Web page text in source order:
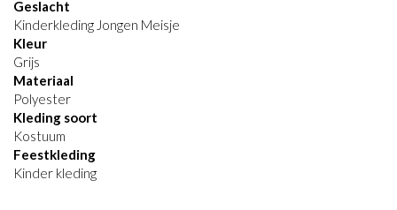
Geslacht
Kinderkleding Jongen Meisje
Kleur
Grijs
Materiaal
Polyester
Kleding soort
Kostuum
Feestkleding
Kinder kleding